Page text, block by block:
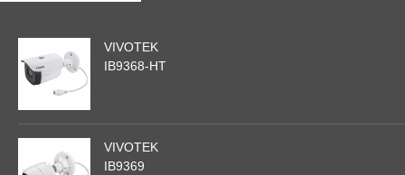
VIVOTEK
IB9368-HT
VIVOTEK
IB9369